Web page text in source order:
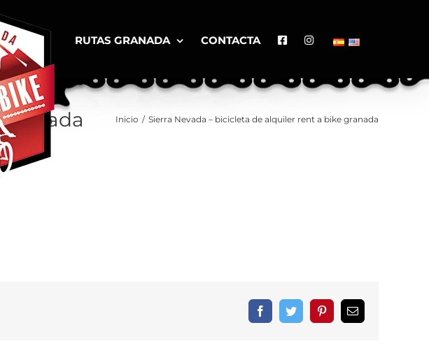
RUTAS GRANADA CONTACTA
Inicio / Sierra Nevada – bicicleta de alquiler rent a bike granada
FacebookTwitter PinterestCorreo
electrónico